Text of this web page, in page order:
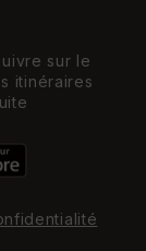
sur le
itinéraires